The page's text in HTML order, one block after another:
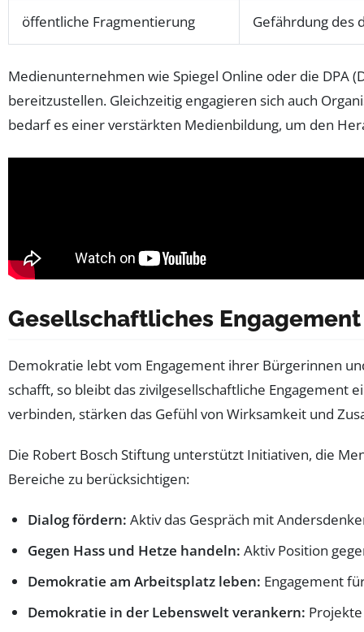
öffentliche Fragmentierung Gefährdung des
Medienunternehmen wie Spiegel Online oder die DPA
bereitzustellen. Gleichzeitig engagieren sich auch
bedarf es einer verstärkten Medienbildung, um den
Gesellschaftliches
Demokratie lebt vom Engagement ihrer Bürgerinnen
schafft, so bleibt das zivilgesellschaftliche
verbinden, stärken das Gefühl von Wirksamkeit und
Die Robert Bosch Stiftung unterstützt Initiativen, die
Bereiche zu berücksichtigen:
Dialog fördern: Aktiv das Gespräch mit
Gegen Hass und Hetze handeln: Aktiv Position
Demokratie am Arbeitsplatz leben: Engagement
Demokratie in der Lebenswelt verankern: